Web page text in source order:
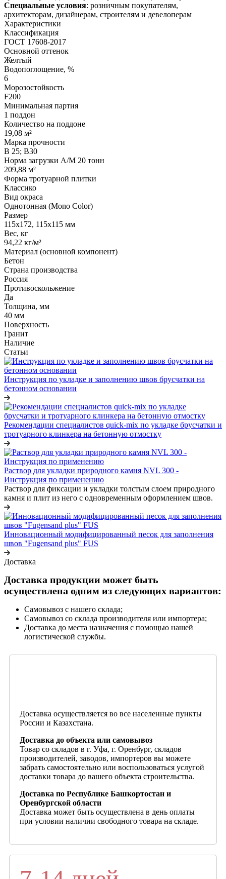
Специальные условия: розничным покупателям,
архитекторам, дизайнерам, строителям и девелоперам
Характеристики
Классификация
ГОСТ 17608-2017
Основной оттенок
Желтый
Водопоглощение, %
6
Морозостойкость
F200
Минимальная партия
1 поддон
Количество на поддоне
19,08 м²
Марка прочности
В 25; В30
Норма загрузки А/М 20 тонн
209,88 м²
Форма тротуарной плитки
Классико
Вид окраса
Однотонная (Mono Color)
Размер
115х172, 115х115 мм
Вес, кг
94,22 кг/м²
Материал (основной компонент)
Бетон
Страна производства
Россия
Противоскольжение
Да
Толщина, мм
40 мм
Поверхность
Гранит
Наличие
Статьи
Инструкция по укладке и заполнению швов брусчатки на
бетонном основании
Рекомендации специалистов quick-mix по укладке брусчатки и
тротуарного клинкера на бетонную отмостку
Раствор для укладки природного камня NVL 300 -
Инструкция по применению
Раствор для фиксации и укладки толстым слоем природного
камня и плит из него с одновременным оформлением швов.
Инновационный модифицированный песок для заполнения
швов "Fugensand plus" FUS
Доставка
Доставка продукции может быть
осуществлена одним из следующих вариантов:
Самовывоз с нашего склада;
Самовывоз со склада производителя или импортера;
Доставка до места назначения с помощью нашей
логистической службы.
Доставка осуществляется во все населенные пункты
России и Казахстана.
Доставка до объекта или самовывоз
Товар со складов в г. Уфа, г. Оренбург, складов
производителей, заводов, импортеров вы можете
забрать самостоятельно или воспользоваться услугой
доставки товара до вашего объекта строительства.
Доставка по Республике Башкортостан и
Оренбургской области
Доставка может быть осуществлена в день оплаты
при условии наличии свободного товара на складе.